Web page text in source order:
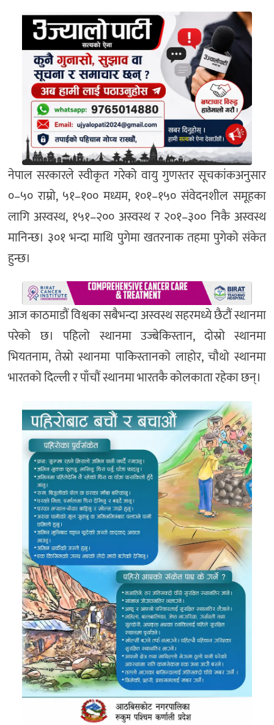
नेपाल सरकारले स्वीकृत गरेको वायु गुणस्तर सूचकांकअनुसार
०–५० राम्रो, ५१–१०० मध्यम, १०१–१५० संवेदनशील समूहका
लागि अस्वस्थ, १५१–२०० अस्वस्थ र २०१–३०० निकै अस्वस्थ
मानिन्छ। ३०१ भन्दा माथि पुगेमा खतरनाक तहमा पुगेको संकेत
हुन्छ।
आज काठमाडौं विश्वका सबैभन्दा अस्वस्थ सहरमध्ये छैटौं स्थानमा
परेको छ। पहिलो स्थानमा उज्बेकिस्तान, दोस्रो स्थानमा
भियतनाम, तेस्रो स्थानमा पाकिस्तानको लाहोर, चौथो स्थानमा
भारतको दिल्ली र पाँचौं स्थानमा भारतकै कोलकाता रहेका छन्।